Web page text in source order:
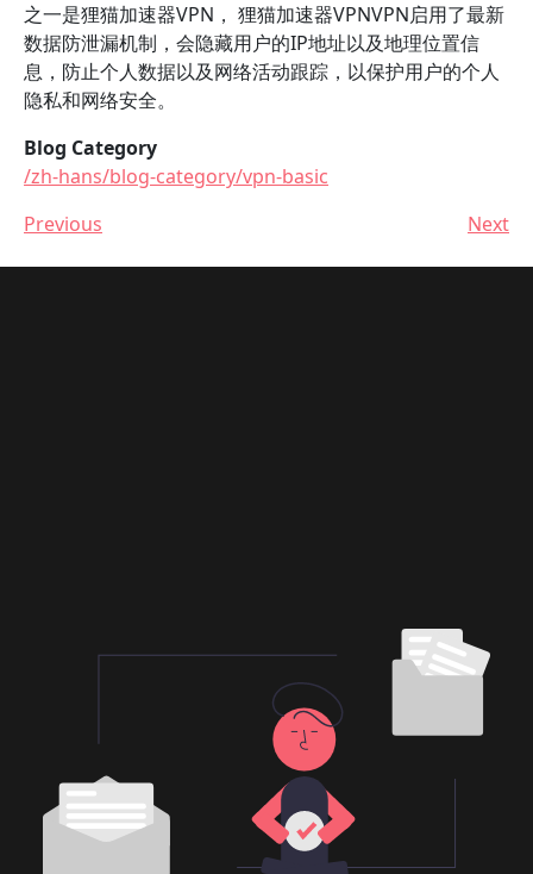
之一是狸猫加速器VPN， 狸猫加速器VPNVPN启用了最新
数据防泄漏机制，会隐藏用户的IP地址以及地理位置信
息，防止个人数据以及网络活动跟踪，以保护用户的个人
隐私和网络安全。
Blog Category
/zh-hans/blog-category/vpn-basic
Previous
Next